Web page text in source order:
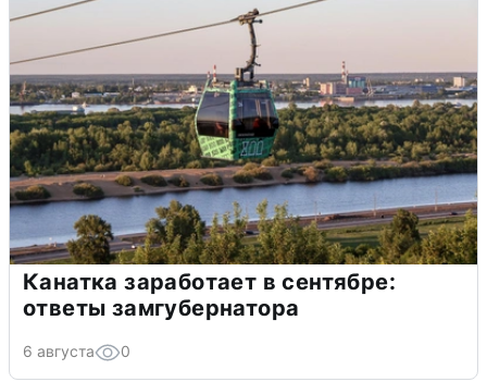
Канатка заработает в сентябре:
ответы замгубернатора
6 августа 0